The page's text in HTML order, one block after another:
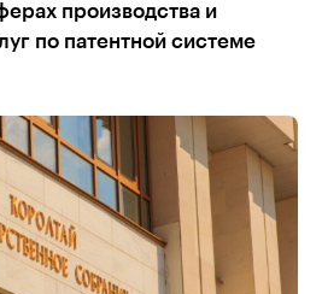
производства и
по патентной системе